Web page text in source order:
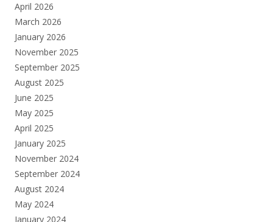
April 2026
March 2026
January 2026
November 2025
September 2025
August 2025
June 2025
May 2025
April 2025
January 2025
November 2024
September 2024
August 2024
May 2024
January 2024